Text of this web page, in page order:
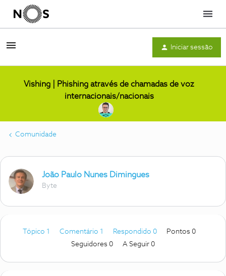
Menu
Iniciar sessão
Vishing | Phishing através de chamadas de voz
internacionais/nacionais
Comunidade
João Paulo Nunes Dimingues
Byte
Tópico 1 Comentário 1 Respondido 0
Pontos 0
Seguidores 0 A Seguir 0